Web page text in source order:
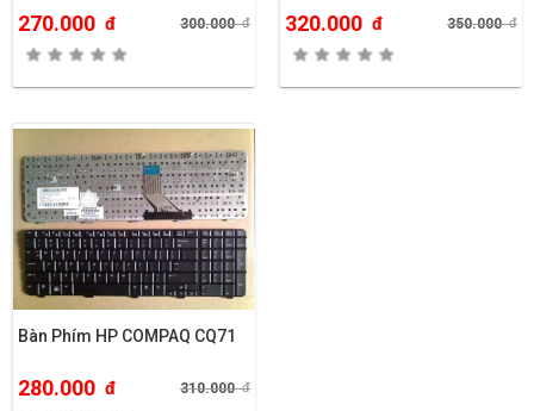
270.000 đ 300.000đ 320.000 đ 350.000đ
Bàn Phím HP COMPAQ CQ71
280.000 đ 310.000đ